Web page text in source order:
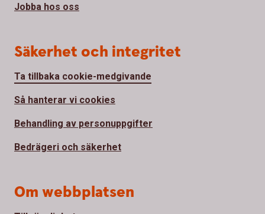
Jobba hos oss
Säkerhet och integritet
Ta tillbaka cookie-medgivande
Så hanterar vi cookies
Behandling av personuppgifter
Bedrägeri och säkerhet
Om webbplatsen